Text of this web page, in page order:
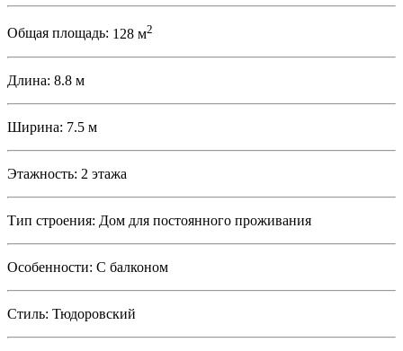
Общая площадь: 128 м2
Длина: 8.8 м
Ширина: 7.5 м
Этажность: 2 этажа
Тип строения: Дом для постоянного проживания
Особенности: С балконом
Стиль: Тюдоровский